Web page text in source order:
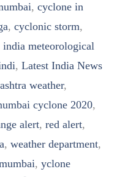
, cyclone in
, cyclonic storm,
india meteorological
, Latest India News
weather,
cyclone 2020,
alert, red alert,
, weather department,
, yclone